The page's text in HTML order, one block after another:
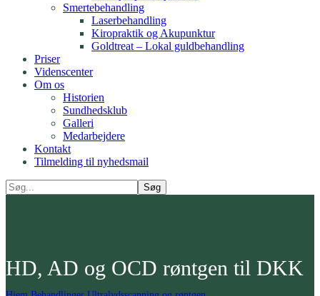
Smertebehandling​
Laserbehandling
Kiropraktik og Akupunktur
Goldtreat – Lokal guldbehandling
Priser
Videnscenter
Om os
Historien
Sundhedsklub
Galleri
Medarbejdere
Kontakt
Tilmelding til nyhedsmail
HD, AD og OCD røntgen til DKK